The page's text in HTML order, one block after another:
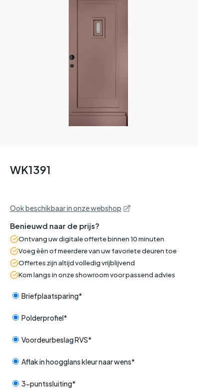
WK1391
Ook beschikbaar in onze webshop
Benieuwd naar de prijs?
Ontvang uw digitale offerte binnen 10 minuten
Voeg èèn of meerdere van uw favoriete deuren toe
Offertes zijn altijd volledig vrijblijvend
Kom langs in onze showroom voor passend advies
Briefplaatsparing*
Polderprofiel*
Voordeurbeslag RVS*
Aflak in hoogglans kleur naar wens*
3-puntssluiting*